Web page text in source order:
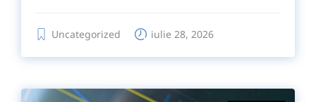
Uncategorized iulie 28, 2026